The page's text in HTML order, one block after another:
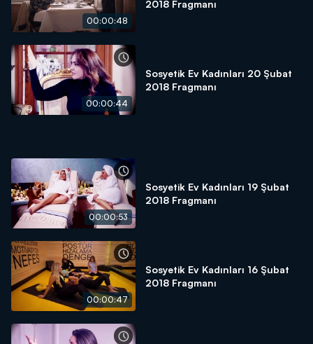
00:00:48
2018 Fragmanı
00:00:44
Sosyetik Ev Kadınları 20 Şubat
2018 Fragmanı
00:00:53
Sosyetik Ev Kadınları 19 Şubat
2018 Fragmanı
00:00:47
Sosyetik Ev Kadınları 16 Şubat
2018 Fragmanı